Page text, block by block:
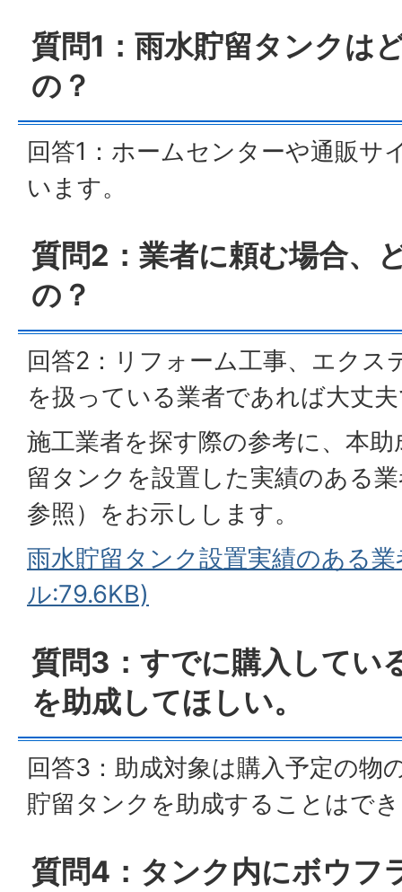
質問1：雨水貯留タンクは
の？
回答1：ホームセンターや通販サ
います。
質問2：業者に頼む場合、
の？
回答2：リフォーム工事、エクス
を扱っている業者であれば大丈
施工業者を探す際の参考に、本
留タンクを設置した実績のある
参照）をお示しします。
雨水貯留タンク設置実績のある
ル:79.6KB)
質問3：すでに購入してい
を助成してほしい。
回答3：助成対象は購入予定の物
貯留タンクを助成することはで
質問4：タンク内にボウフ